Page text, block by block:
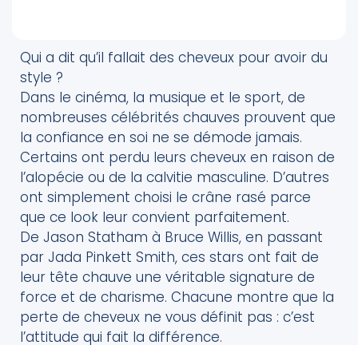
Qui a dit qu’il fallait des cheveux pour avoir du
style ?
Dans le cinéma, la musique et le sport, de
nombreuses célébrités chauves prouvent que
la confiance en soi ne se démode jamais.
Certains ont perdu leurs cheveux en raison de
l’alopécie ou de la calvitie masculine. D’autres
ont simplement choisi le crâne rasé parce
que ce look leur convient parfaitement.
De Jason Statham à Bruce Willis, en passant
par Jada Pinkett Smith, ces stars ont fait de
leur tête chauve une véritable signature de
force et de charisme. Chacune montre que la
perte de cheveux ne vous définit pas : c’est
l’attitude qui fait la différence.